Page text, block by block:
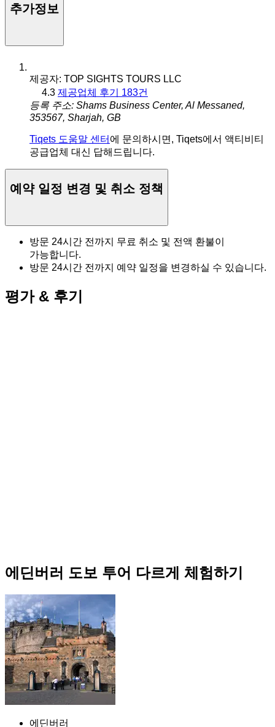
추가정보
제공자: TOP SIGHTS TOURS LLC
4.3 제공업체 후기 183건
등록 주소: Shams Business Center, Al Messaned,
353567, Sharjah, GB
Tiqets 도움말 센터 에 문의하시면, Tiqets에서 액티비티
공급업체 대신 답해드립니다.
예약 일정 변경 및 취소 정책
방문 24시간 전까지 무료 취소 및 전액 환불이
가능합니다.
방문 24시간 전까지 예약 일정을 변경하실 수 있습니다.
평가 & 후기
에딘버러 도보 투어 다르게 체험하기
에딘버러